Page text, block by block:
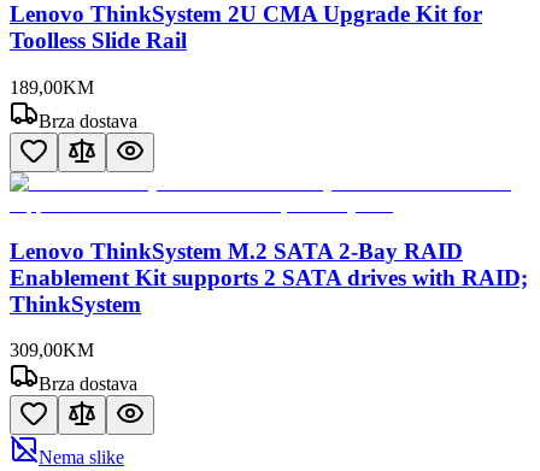
Lenovo ThinkSystem 2U CMA Upgrade Kit for
Toolless Slide Rail
189,00KM
Brza dostava
Lenovo ThinkSystem M.2 SATA 2-Bay RAID
Enablement Kit supports 2 SATA drives with RAID;
ThinkSystem
309,00KM
Brza dostava
Nema slike